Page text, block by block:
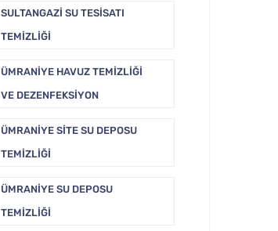
SULTANGAZI SU TESISATI
TEMIZLIĞI
ÜMRANIYE HAVUZ TEMIZLIĞI
VE DEZENFEKSIYON
ÜMRANIYE SITE SU DEPOSU
TEMIZLIĞI
ÜMRANIYE SU DEPOSU
TEMIZLIĞI